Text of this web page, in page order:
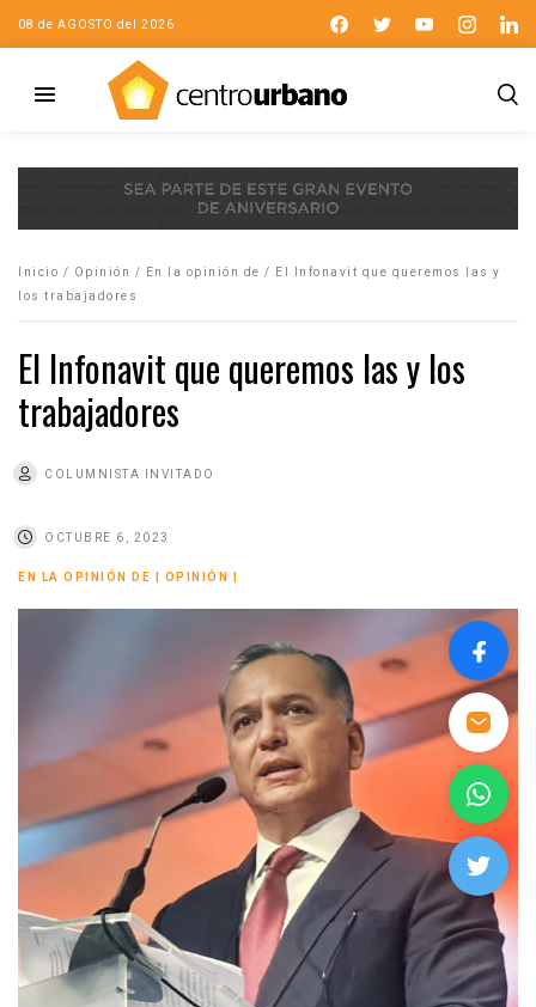
08 de AGOSTO del 2026
Inicio / Opinión / En la opinión de /
El Infonavit que queremos las y
los trabajadores
El Infonavit que queremos las y los
trabajadores
COLUMNISTA INVITADO
OCTUBRE 6, 2023
EN LA OPINIÓN DE OPINIÓN